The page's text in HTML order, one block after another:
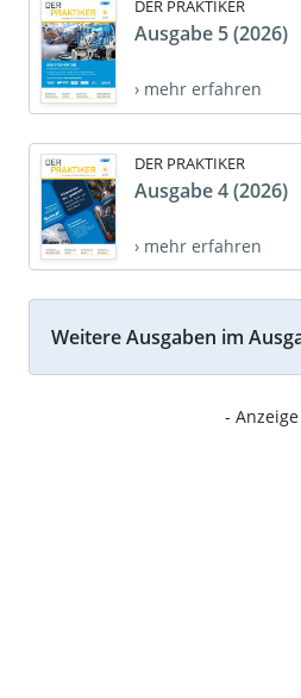
DER PRAKTIKER
Ausgabe 5 (2026)
› mehr erfahren
DER PRAKTIKER
Ausgabe 4 (2026)
› mehr erfahren
Weitere Ausgaben im
-